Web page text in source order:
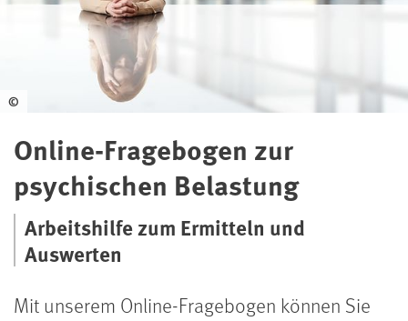
©
Online-Fragebogen zur
psychischen Belastung
Arbeitshilfe zum Ermitteln und
Auswerten
Mit unserem Online-Fragebogen können Sie